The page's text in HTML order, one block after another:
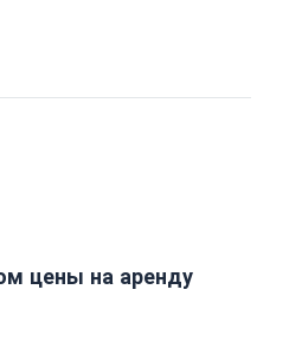
цены на аренду